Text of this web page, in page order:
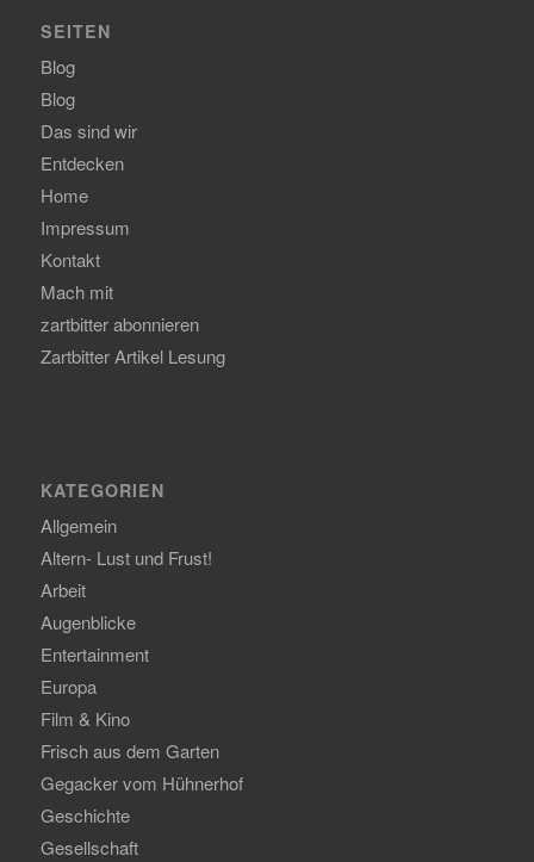
SEITEN
Blog
Blog
Das sind wir
Entdecken
Home
Impressum
Kontakt
Mach mit
zartbitter abonnieren
Zartbitter Artikel Lesung
KATEGORIEN
Allgemein
Altern- Lust und Frust!
Arbeit
Augenblicke
Entertainment
Europa
Film & Kino
Frisch aus dem Garten
Gegacker vom Hühnerhof
Geschichte
Gesellschaft